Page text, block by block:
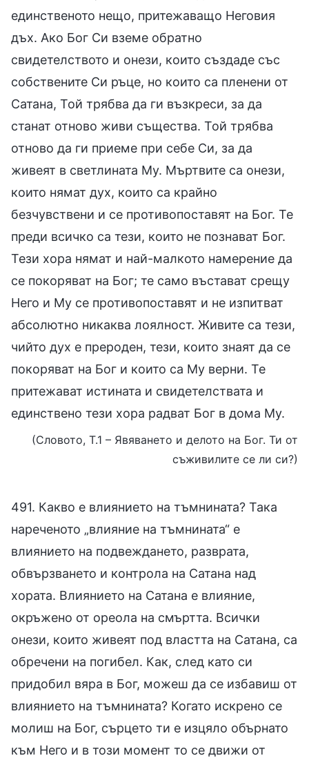
единственото нещо, притежаващо Неговия
дъх. Ако Бог Си вземе обратно
свидетелството и онези, които създаде със
собствените Си ръце, но които са пленени от
Сатана, Той трябва да ги възкреси, за да
станат отново живи същества. Той трябва
отново да ги приеме при себе Си, за да
живеят в светлината Му. Мъртвите са онези,
които нямат дух, които са крайно
безчувствени и се противопоставят на Бог. Те
преди всичко са тези, които не познават Бог.
Тези хора нямат и най-малкото намерение да
се покоряват на Бог; те само въстават срещу
Него и Му се противопоставят и не изпитват
абсолютно никаква лоялност. Живите са тези,
чийто дух е прероден, тези, които знаят да се
покоряват на Бог и които са Му верни. Те
притежават истината и свидетелствата и
единствено тези хора радват Бог в дома Му.
(Словото, Т.1 – Явяването и делото на Бог. Ти от
съживилите се ли си?)
491. Какво е влиянието на тъмнината? Така
нареченото „влияние на тъмнината“ е
влиянието на подвеждането, разврата,
обвързването и контрола на Сатана над
хората. Влиянието на Сатана е влияние,
окръжено от ореола на смъртта. Всички
онези, които живеят под властта на Сатана, са
обречени на погибел. Как, след като си
придобил вяра в Бог, можеш да се избавиш от
влиянието на тъмнината? Когато искрено се
молиш на Бог, сърцето ти е изцяло обърнато
към Него и в този момент то се движи от